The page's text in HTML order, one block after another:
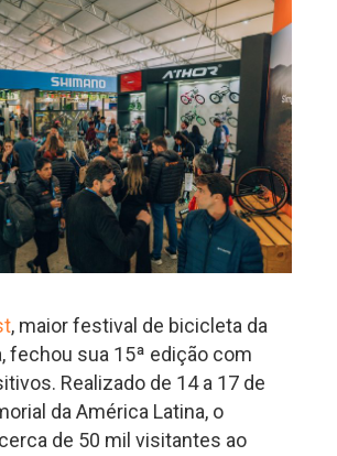
, maior festival de bicicleta da
fechou sua 15ª edição com
Realizado de 14 a 17 de
da América Latina, o
de 50 mil visitantes ao